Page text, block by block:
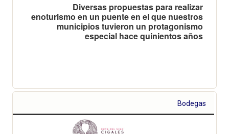
Diversas propuestas para realizar
enoturismo en un puente en el que nuestros
municipios tuvieron un protagonismo
especial hace quinientos años
Bodegas